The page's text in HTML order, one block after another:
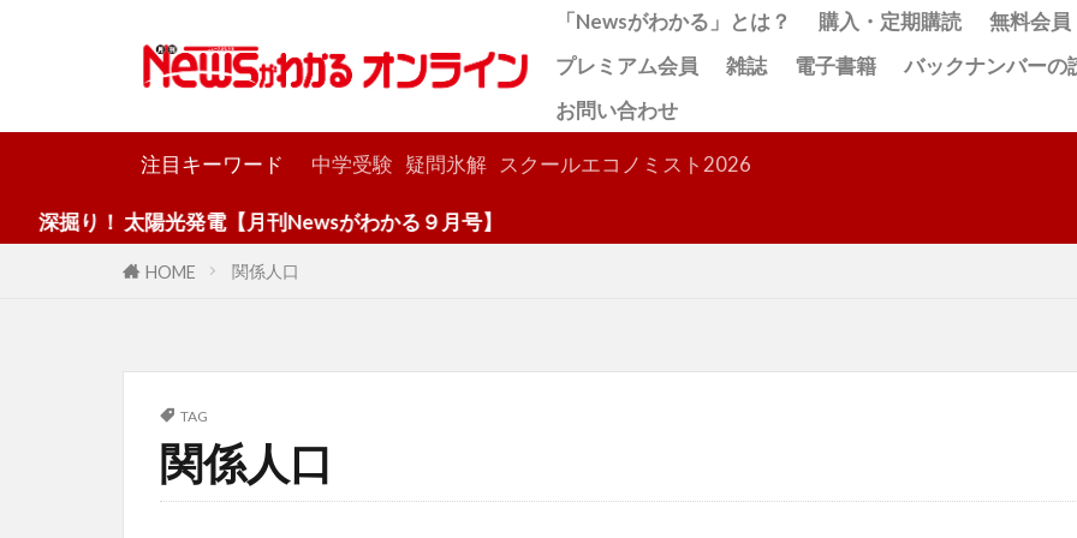
「Newsがわかる」とは？ 購入・定期購読
無料会員
プレミアム会員
雑誌 電子書籍
バックナンバーの
お問い合わせ
注目キーワード 中学受験 疑問氷解 スクールエコノミスト2026
深掘り！ 太陽光発電【月刊Newsがわかる９月号】
HOME 関係人口
TAG
関係人口
検索